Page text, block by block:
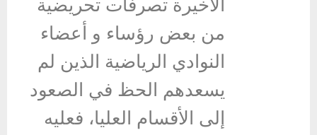
الأخيرة تصرفات تحريضية
من بعض رؤساء و أعضاء
النوادي الرياضية الذين لم
يسعدهم الحظ في الصعود
إلى الأقسام العليا، فعليه